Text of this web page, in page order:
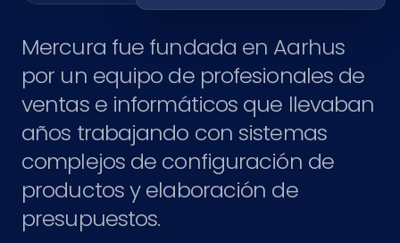
Mercura fue fundada en Aarhus
por un equipo de profesionales de
ventas e informáticos que llevaban
años trabajando con sistemas
complejos de configuración de
productos y elaboración de
presupuestos.